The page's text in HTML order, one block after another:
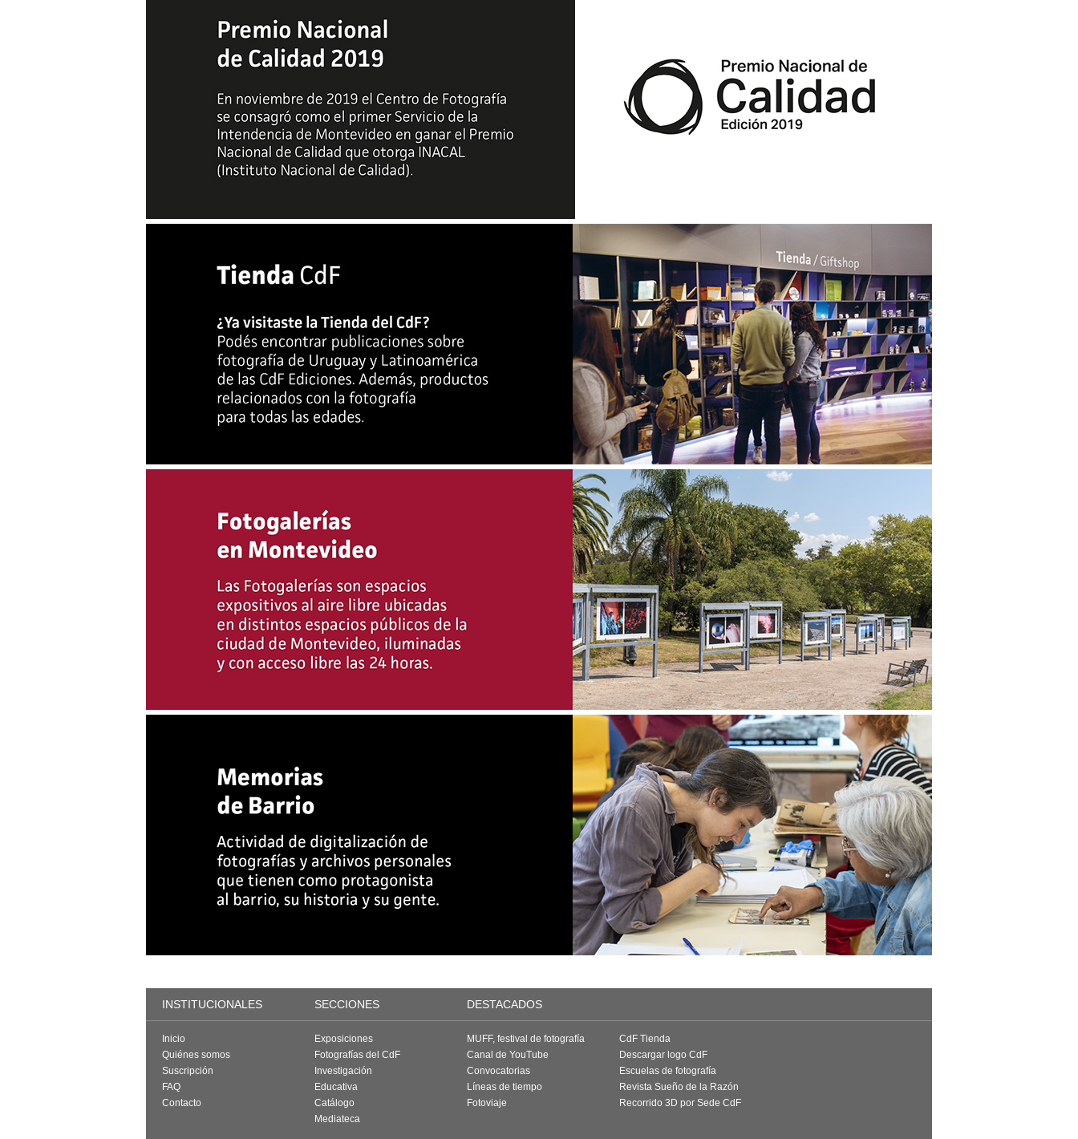
INSTITUCIONALES SECCIONES DESTACADOS
Inicio
Quiénes somos
Suscripción
FAQ
Contacto
Exposiciones
Fotografías del CdF
Investigación
Educativa
Catálogo
Mediateca
MUFF, festival de fotografía
Canal de YouTube
Convocatorias
Líneas de tiempo
Fotoviaje
CdF Tienda
Descargar logo CdF
Escuelas de fotografía
Revista Sueño de la Razón
Recorrido 3D por Sede CdF